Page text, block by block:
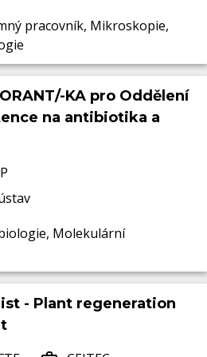
pracovník, Mikroskopie,
KA pro Oddělení
na antibiotika a
Molekulární
- Plant regeneration